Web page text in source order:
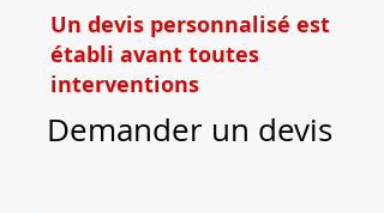
Un devis personnalisé est
établi avant toutes
interventions
Demander un devis